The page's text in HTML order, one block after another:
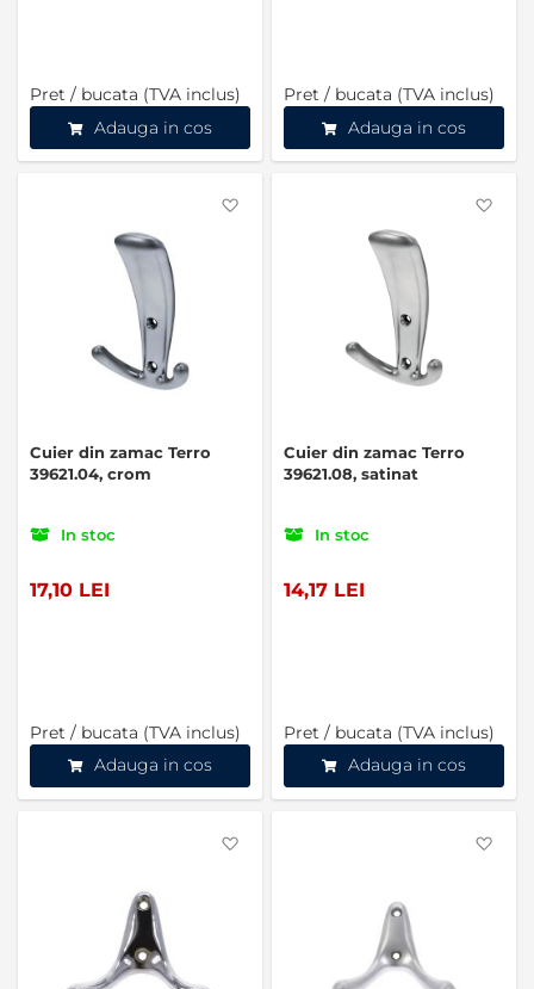
Pret / bucata (TVA inclus)
Adauga in cos
Pret / bucata (TVA inclus)
Adauga in cos
Cuier din zamac Terro
39621.04, crom
In stoc
17,10 LEI
Pret / bucata (TVA inclus)
Adauga in cos
Cuier din zamac Terro
39621.08, satinat
In stoc
14,17 LEI
Pret / bucata (TVA inclus)
Adauga in cos